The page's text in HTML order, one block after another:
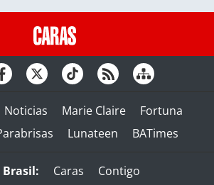
Noticias Marie Claire
Fortuna
Lunateen BATimes
Caras
Contigo